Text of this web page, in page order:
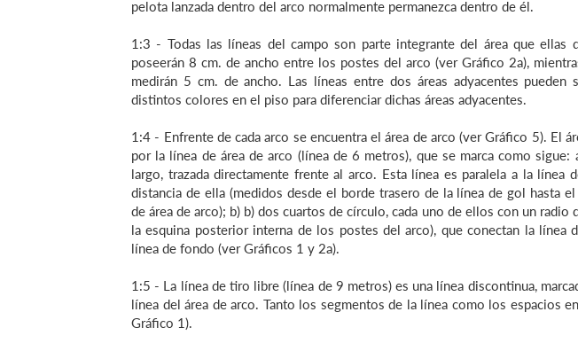
pelota lanzada dentro del arco normalmente permanezca dentro de él.
1:3 - Todas las líneas del campo son parte integrante del área que ellas
poseerán 8 cm. de ancho entre los postes del arco (ver Gráfico 2a),
medirán 5 cm. de ancho. Las líneas entre dos áreas adyacentes pueden
distintos colores en el piso para diferenciar dichas áreas adyacentes.
1:4 - Enfrente de cada arco se encuentra el área de arco (ver Gráfico 5). El
por la línea de área de arco (línea de 6 metros), que se marca como
largo, trazada directamente frente al arco. Esta línea es paralela a la
distancia de ella (medidos desde el borde trasero de la línea de gol hasta
de área de arco); b) b) dos cuartos de círculo, cada uno de ellos con un radio
la esquina posterior interna de los postes del arco), que conectan la línea
línea de fondo (ver Gráficos 1 y 2a).
1:5 - La línea de tiro libre (línea de 9 metros) es una línea discontinua,
línea del área de arco. Tanto los segmentos de la línea como los espacios
Gráfico 1).